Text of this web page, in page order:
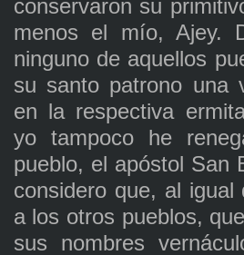
conservaron su
menos el mío, Ajey.
ninguno de aquellos
su santo patrono una
en la respectiva
yo tampoco he
pueblo, el apóstol San
considero que, al igual
a los otros pueblos,
sus nombres